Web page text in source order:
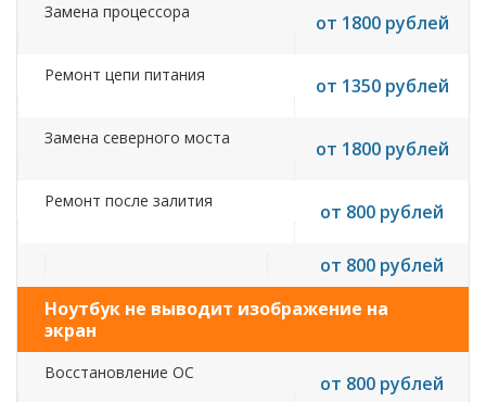
Замена процессора от 1800 рублей
Ремонт цепи питания от 1350 рублей
Замена северного моста от 1800 рублей
Ремонт после залития от 800 рублей
от 800 рублей
Ноутбук не выводит изображение на
экран
Восстановление ОС от 800 рублей